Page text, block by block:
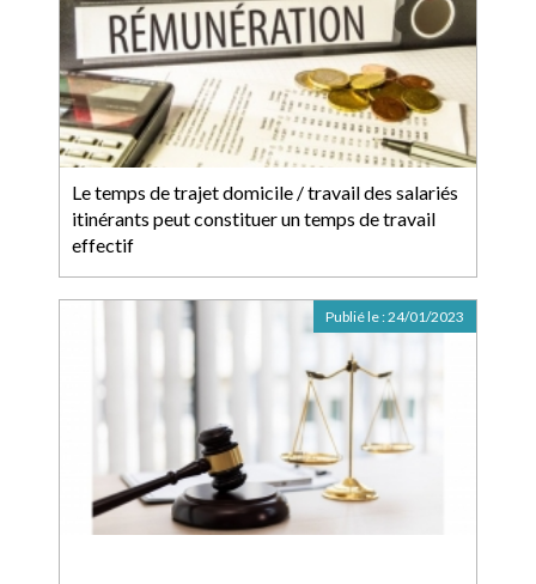
Le temps de trajet domicile / travail des salariés
itinérants peut constituer un temps de travail
effectif
Publié le :24/01/2023